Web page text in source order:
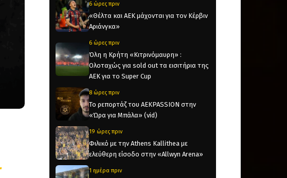
6 ώρες πριν
«Θέλτα και ΑΕΚ μάχονται για τον Κέρβιν
Αριάνγκα»
6 ώρες πριν
Όλη η Κρήτη «Κιτρινόμαυρη» :
Ολοταχώς για sold out τα εισιτήρια της
ΑΕΚ για το Super Cup
8 ώρες πριν
Το ρεπορτάζ του AEKPASSION στην
«Ώρα για Μπάλα» (vid)
19 ώρες πριν
Φιλικό με την Athens Kallithea με
ελεύθερη είσοδο στην «Allwyn Arena»
1 ημέρα πριν